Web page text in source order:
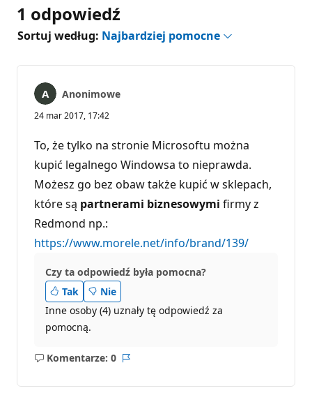
1 odpowiedź
Sortuj według: Najbardziej pomocne
Anonimowe
24 mar 2017, 17:42
To, że tylko na stronie Microsoftu można
kupić legalnego Windowsa to nieprawda.
Możesz go bez obaw także kupić w sklepach,
które są partnerami biznesowymi firmy z
Redmond np.:
https://www.morele.net/info/brand/139/
Czy ta odpowiedź była pomocna?
Tak
Nie
Inne osoby (4) uznały tę odpowiedź za
pomocną.
Komentarze: 0
Brak